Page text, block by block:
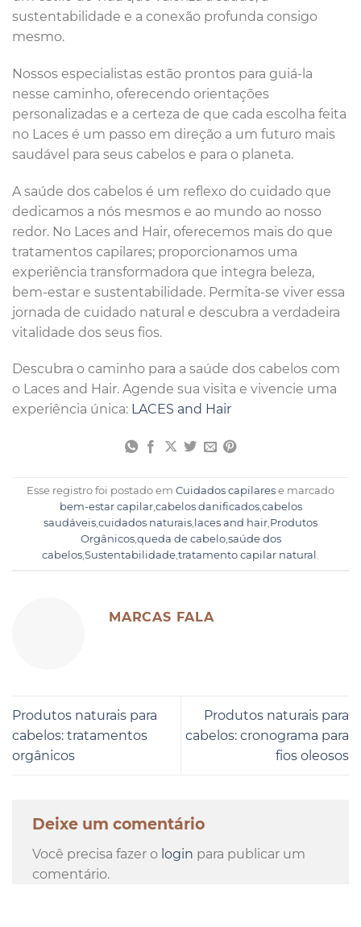
sustentabilidade e a conexão profunda consigo
mesmo.
Nossos especialistas estão prontos para guiá-la
nesse caminho, oferecendo orientações
personalizadas e a certeza de que cada escolha feita
no Laces é um passo em direção a um futuro mais
saudável para seus cabelos e para o planeta.
A saúde dos cabelos é um reflexo do cuidado que
dedicamos a nós mesmos e ao mundo ao nosso
redor. No Laces and Hair, oferecemos mais do que
tratamentos capilares; proporcionamos uma
experiência transformadora que integra beleza,
bem-estar e sustentabilidade. Permita-se viver essa
jornada de cuidado natural e descubra a verdadeira
vitalidade dos seus fios.
Descubra o caminho para a saúde dos cabelos com
o Laces and Hair. Agende sua visita e vivencie uma
experiência única: LACES and Hair
Esse registro foi postado em Cuidados capilares e marcado
bem-estar capilar,cabelos danificados,cabelos
saudáveis,cuidados naturais, laces and hair,Produtos
Orgânicos,queda de cabelo,saúde dos
cabelos,Sustentabilidade,tratamento capilar natural .
MARCAS FALA
Produtos naturais para
cabelos: tratamentos
orgânicos
Produtos naturais para
cabelos: cronograma para
fios oleosos
Deixe um comentário
Você precisa fazer o login para publicar um
comentário.